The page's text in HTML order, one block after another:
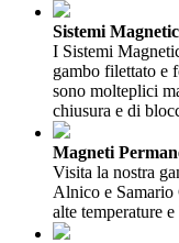
Sistemi
I Sistemi
gambo filettato e
sono molteplici
chiusura e di
Magneti
Visita la nostra
Alnico e Samario
alte temperature